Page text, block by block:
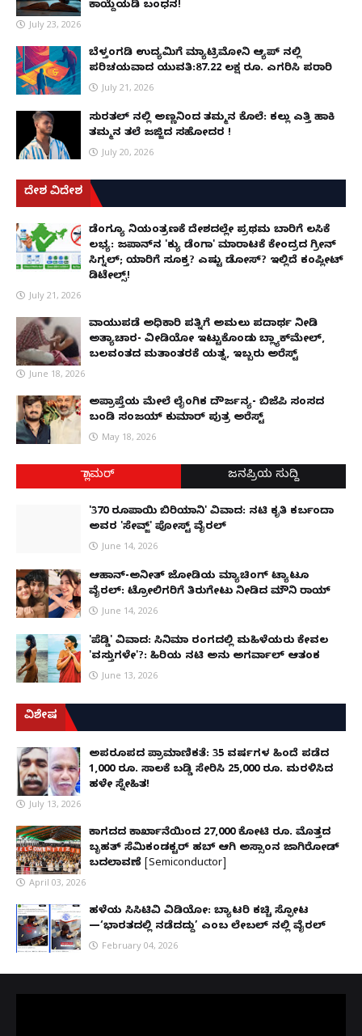
ಕಾಯ್ದೆಯಡಿ ಬಂಧನ!
July 23, 2026
ಬೆಳ್ತಂಗಡಿ ಉದ್ಯಮಿಗೆ ಮ್ಯಾಟ್ರಿಮೋನಿ ಆ್ಯಪ್ ನಲ್ಲಿ
ಪರಿಚಯವಾದ ಯುವತಿ:87.22 ಲಕ್ಷ ರೂ. ಎಗರಿಸಿ ಪರಾರಿ
July 21, 2026
ಸುರತ್ಕಲ್ ನಲ್ಲಿ ಅಣ್ಣನಿಂದ ತಮ್ಮನ ಕೊಲೆ: ಕಲ್ಲು ಎತ್ತಿ ಹಾಕಿ
ತಮ್ಮನ ತಲೆ ಜಜ್ಜಿದ ಸಹೋದರ !
July 20, 2026
ದೇಶ ವಿದೇಶ
ಡೆಂಗ್ಯೂ ನಿಯಂತ್ರಣಕ್ಕೆ ದೇಶದಲ್ಲೇ ಪ್ರಥಮ ಬಾರಿಗೆ ಲಸಿಕೆ
ಲಭ್ಯ: ಜಪಾನ್‌ನ 'ಕ್ಯು ಡೆಂಗಾ' ಮಾರಾಟಕ್ಕೆ ಕೇಂದ್ರದ ಗ್ರೀನ್
ಸಿಗ್ನಲ್; ಯಾರಿಗೆ ಸೂಕ್ತ? ಎಷ್ಟು ಡೋಸ್? ಇಲ್ಲಿದೆ ಕಂಪ್ಲೀಟ್
ಡಿಟೇಲ್ಸ್!
July 21, 2026
ವಾಯುಪಡೆ ಅಧಿಕಾರಿ ಪತ್ನಿಗೆ ಅಮಲು ಪದಾರ್ಥ ನೀಡಿ
ಅತ್ಯಾಚಾರ- ವೀಡಿಯೋ ಇಟ್ಟುಕೊಂಡು ಬ್ಲ್ಯಾಕ್‌ಮೇಲ್,
ಬಲವಂತದ ಮತಾಂತರಕ್ಕೆ ಯತ್ನ, ಇಬ್ಬರು ಅರೆಸ್ಟ್
June 18, 2026
ಅಪ್ರಾಪ್ತೆಯ ಮೇಲೆ ಲೈಂಗಿಕ ದೌರ್ಜನ್ಯ- ಬಿಜೆಪಿ ಸಂಸದ
ಬಂಡಿ ಸಂಜಯ್ ಕುಮಾರ್ ಪುತ್ರ ಅರೆಸ್ಟ್
May 18, 2026
ಗ್ಲಾಮರ್ ಜನಪ್ರಿಯ ಸುದ್ದಿ
'370 ರೂಪಾಯಿ ಬಿರಿಯಾನಿ' ವಿವಾದ: ನಟಿ ಕೃತಿ ಕರ್ಬಂದಾ
ಅವರ 'ಸೇವ್ಜ್' ಪೋಸ್ಟ್ ವೈರಲ್
June 14, 2026
ಆಹಾನ್-ಅನೀತ್ ಜೋಡಿಯ ಮ್ಯಾಚಿಂಗ್ ಟ್ಯಾಟೂ
ವೈರಲ್: ಟ್ರೋಲಿಗರಿಗೆ ತಿರುಗೇಟು ನೀಡಿದ ಮೌನಿ ರಾಯ್
June 14, 2026
'ಪೆಡ್ಡಿ' ವಿವಾದ: ಸಿನಿಮಾ ರಂಗದಲ್ಲಿ ಮಹಿಳೆಯರು ಕೇವಲ
'ವಸ್ತುಗಳೇ'?: ಹಿರಿಯ ನಟಿ ಅನು ಅಗರ್ವಾಲ್ ಆತಂಕ
June 13, 2026
ವಿಶೇಷ
ಅಪರೂಪದ ಪ್ರಾಮಾಣಿಕತೆ: 35 ವರ್ಷಗಳ ಹಿಂದೆ ಪಡೆದ
1,000 ರೂ. ಸಾಲಕ್ಕೆ ಬಡ್ಡಿ ಸೇರಿಸಿ 25,000 ರೂ. ಮರಳಿಸಿದ
ಹಳೇ ಸ್ನೇಹಿತ!
July 13, 2026
ಕಾಗದದ ಕಾರ್ಖಾನೆಯಿಂದ 27,000 ಕೋಟಿ ರೂ. ಮೊತ್ತದ
ಬೃಹತ್ ಸೆಮಿಕಂಡಕ್ಟರ್ ಹಬ್ ಆಗಿ ಅಸ್ಸಾಂನ ಜಾಗಿರೋಡ್
ಬದಲಾವಣೆ [Semiconductor]
April 03, 2026
ಹಳೆಯ ಸಿಸಿಟಿವಿ ವಿಡಿಯೋ: ಬ್ಯಾಟರಿ ಕಚ್ಚಿ ಸ್ಫೋಟ
—‘ಭಾರತದಲ್ಲಿ ನಡೆದದ್ದು’ ಎಂಬ ಲೇಬಲ್ ನಲ್ಲಿ ವೈರಲ್
February 04, 2026